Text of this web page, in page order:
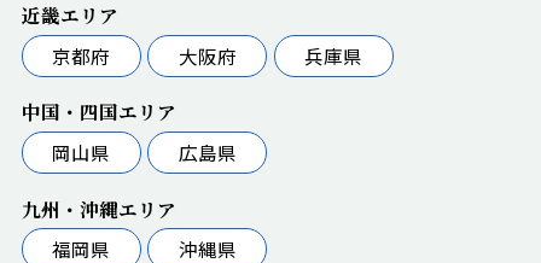
近畿エリア
京都府
大阪府 兵庫県
中国・四国エリア
岡山県
広島県
九州・沖縄エリア
福岡県
沖縄県